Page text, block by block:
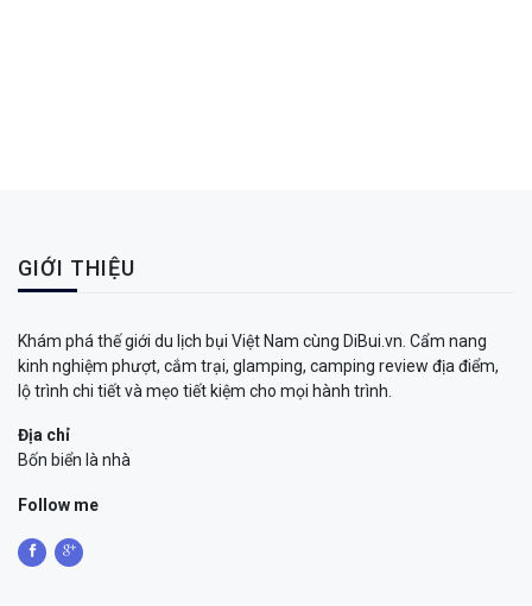
GIỚI THIỆU
Khám phá thế giới du lịch bụi Việt Nam cùng DiBui.vn. Cẩm nang
kinh nghiệm phượt, cắm trại, glamping, camping review địa điểm,
lộ trình chi tiết và mẹo tiết kiệm cho mọi hành trình.
Địa chỉ
Bốn biển là nhà
Follow me